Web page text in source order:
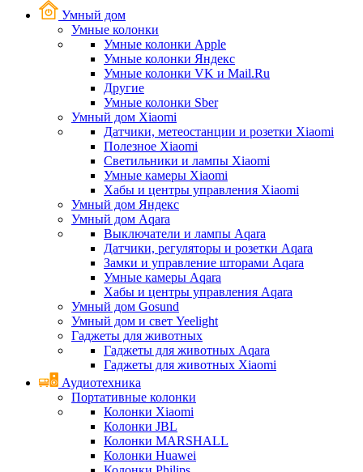
Умный дом
Умные колонки
Умные колонки Apple
Умные колонки Яндекс
Умные колонки VK и Mail.Ru
Другие
Умные колонки Sber
Умный дом Xiaomi
Датчики, метеостанции и розетки Xiaomi
Полезное Xiaomi
Светильники и лампы Xiaomi
Умные камеры Xiaomi
Хабы и центры управления Xiaomi
Умный дом Яндекс
Умный дом Aqara
Выключатели и лампы Aqara
Датчики, регуляторы и розетки Aqara
Замки и управление шторами Aqara
Умные камеры Aqara
Хабы и центры управления Aqara
Умный дом Gosund
Умный дом и свет Yeelight
Гаджеты для животных
Гаджеты для животных Aqara
Гаджеты для животных Xiaomi
Аудиотехника
Портативные колонки
Колонки Xiaomi
Колонки JBL
Колонки MARSHALL
Колонки Huawei